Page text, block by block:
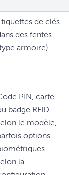
de clés
des fentes
armoire)
PIN, carte
badge RFID
le modèle,
options
la